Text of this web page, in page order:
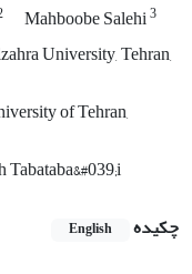
Mahboobe Salehi3
University, Tehran,
of Tehran,
چکیده
English